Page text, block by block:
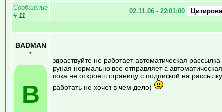
Сообщение
# 11
02.11.06 - 22:01:00
BADMAN
•
B
здраствуйте не работает автоматическая рассылка
руная нормально все отправляет а автоматическая
пока не откроеш страницу с подпиской на рассылку
работать не хочет в чем дело)